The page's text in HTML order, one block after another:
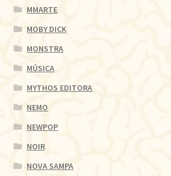
MMARTE
MOBY DICK
MONSTRA
MÚSICA
MYTHOS EDITORA
NEMO
NEWPOP
NOIR
NOVA SAMPA